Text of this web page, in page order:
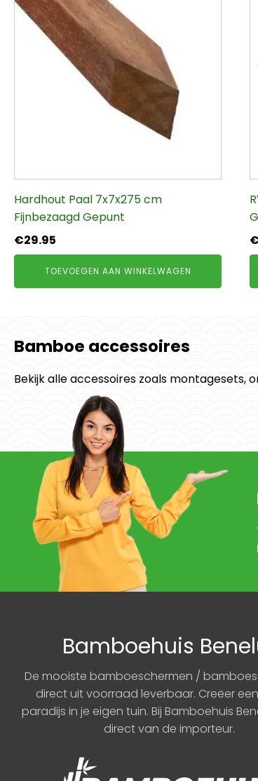
Hardhout Paal 7x7x275 cm
Fijnbezaagd Gepunt
€29.95
TOEVOEGEN AAN WINKELWAGEN
€
Bamboe accessoires
Bekijk alle accessoires zoals montagesets,
Bamboehuis
De mooiste bamboeschermen /
direct uit voorraad leverbaar. Creëer
paradijs in je eigen tuin. Bij Bamboehuis
direct van de importeur.